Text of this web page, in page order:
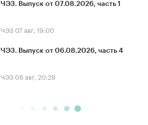
ЧЭЗ. Выпуск от 07.08.2026, часть 1
ЧЭЗ 07 авг, 19:00
ЧЭЗ. Выпуск от 06.08.2026, часть 4
ЧЭЗ 06 авг, 20:29